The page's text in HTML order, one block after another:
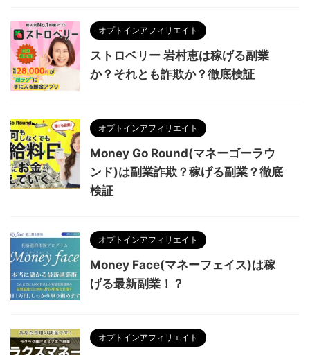
オプトインアフィリエイト
ストロベリー 岩村恵は稼げる副業
か？それとも詐欺か？徹底検証
オプトインアフィリエイト
Money Go Round(マネーゴーラウ
ンド)は副業詐欺？稼げる副業？徹底
検証
オプトインアフィリエイト
Money Face(マネーフェイス)は稼
げる最新副業！？
オプトインアフィリエイト